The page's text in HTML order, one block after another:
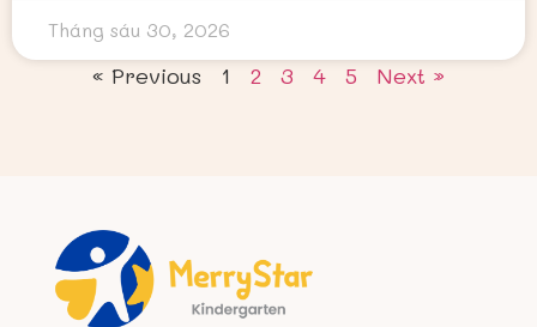
Tháng sáu 30, 2026
« Previous 1 2 3 4 5 Next »